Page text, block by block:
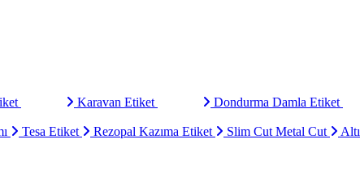
Karavan Etiket Dondurma Damla Etiket
Tesa Etiket Rezopal Kazıma Etiket Slim Cut Metal Cut